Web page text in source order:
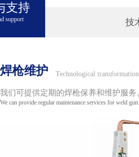
技
支持
support
焊枪维护 Technological transformation
我们可提供定期的焊枪保养和维护服务
We can provide regular maintenance services for weld gun.